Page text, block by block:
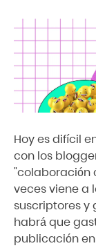
Hoy es difícil
con los
"colaboración
veces viene a
suscriptores
habrá que
publicación